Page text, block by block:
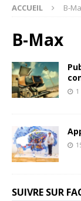
ACCUEIL B-
B-Max
SUIVRE SUR